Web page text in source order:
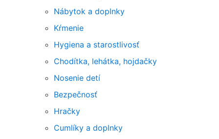
Nábytok a doplnky
Kŕmenie
Hygiena a starostlivosť
Chodítka, lehátka, hojdačky
Nosenie detí
Bezpečnosť
Hračky
Cumlíky a doplnky